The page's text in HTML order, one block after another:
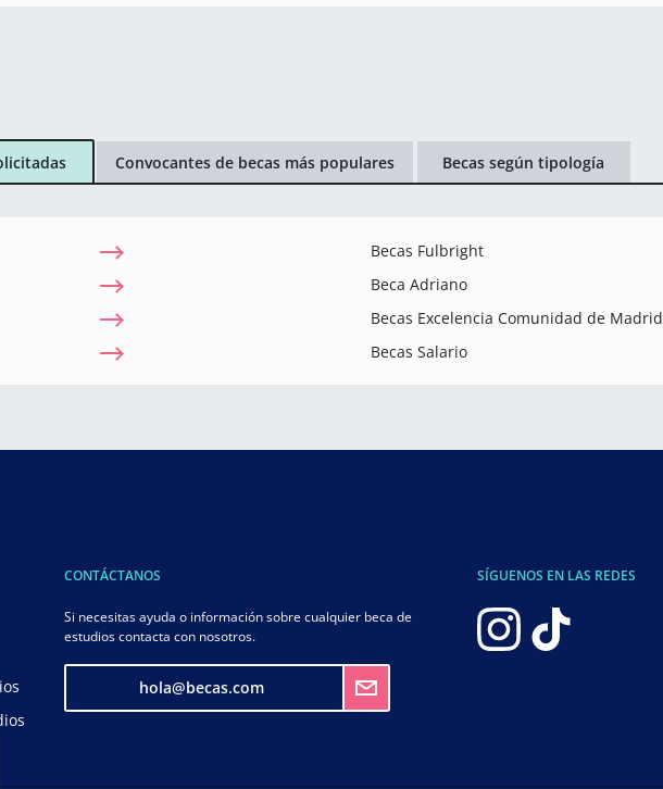
Convocantes de becas más populares Becas según tipología
Becas Fulbright
Beca Adriano
Becas Excelencia Comunidad de Madrid
Becas Salario
CONTÁCTANOS
Si necesitas ayuda o información sobre cualquier beca de
estudios contacta con nosotros.
hola@becas.com
SÍGUENOS EN LAS REDES